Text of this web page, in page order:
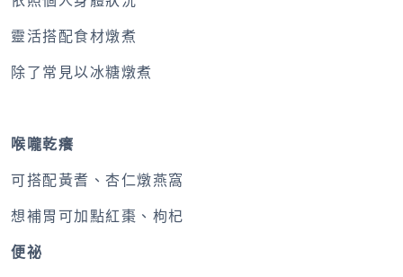
靈活搭配食材燉煮
除了常見以冰糖燉煮
喉嚨乾癢
可搭配黃耆、杏仁燉燕窩
想補胃可加點紅棗、枸杞
便祕